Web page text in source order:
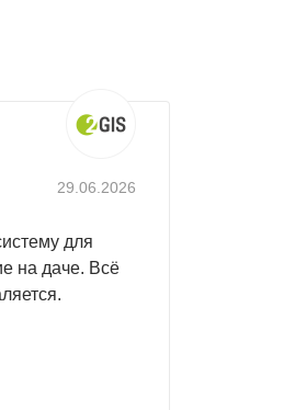
29.06.2026
для
на даче. Всё